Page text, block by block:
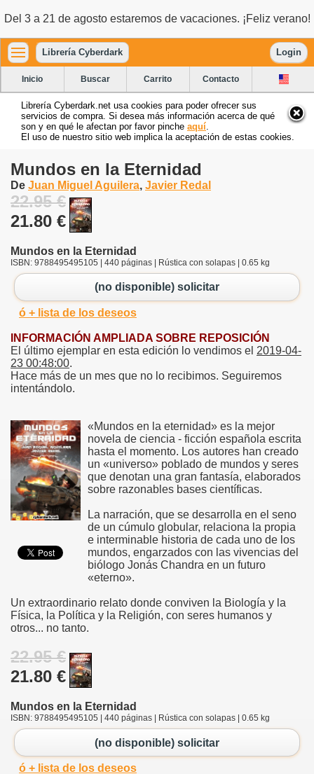
Del 3 a 21 de agosto estaremos de vacaciones. ¡Feliz verano!
Librería Cyberdark Login
Inicio Buscar Carrito Contacto
Librería Cyberdark.net usa cookies para poder ofrecer sus
servicios de compra. Si desea más información acerca de qué
son y en qué le afectan por favor pinche aquí
El uso de nuestro sitio web implica la aceptación de estas cookies.
Mundos en la Eternidad
De Juan Miguel Aguilera, Javier Redal
22.95 €
21.80 €
Mundos en la Eternidad
ISBN: 9788495495105 | 440 páginas | Rústica con solapas | 0.65 kg
(no disponible) solicitar
ó + lista de los deseos
INFORMACIÓN AMPLIADA SOBRE REPOSICIÓN
El último ejemplar en esta edición lo vendimos el 2019-04-
23 00:48:00.
Hace más de un mes que no lo recibimos. Seguiremos
intentándolo.
«Mundos en la eternidad» es la mejor
novela de ciencia - ficción española escrita
hasta el momento. Los autores han creado
un «universo» poblado de mundos y seres
que denotan una gran fantasía, elaborados
sobre razonables bases científicas.
La narración, que se desarrolla en el seno
de un cúmulo globular, relaciona la propia
e interminable historia de cada uno de los
mundos, engarzados con las vivencias del
biólogo Jonás Chandra en un futuro
«eterno».
Un extraordinario relato donde conviven la Biología y la
Física, la Política y la Religión, con seres humanos y
otros... no tanto.
22.95 €
21.80 €
Mundos en la Eternidad
ISBN: 9788495495105 | 440 páginas | Rústica con solapas | 0.65 kg
(no disponible) solicitar
ó + lista de los deseos